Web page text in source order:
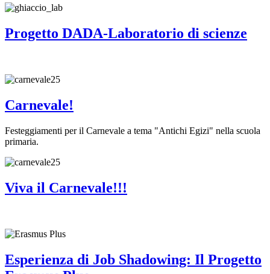
Progetto DADA-Laboratorio di scienze
Carnevale!
Festeggiamenti per il Carnevale a tema "Antichi Egizi" nella scuola
primaria.
Viva il Carnevale!!!
Esperienza di Job Shadowing: Il Progetto